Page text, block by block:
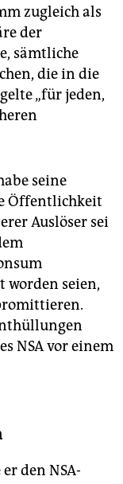
zugleich als
der
sämtliche
die in die
„für jeden,
seine
Öffentlichkeit
Auslöser sei
worden seien,
NSA vor einem
den NSA-